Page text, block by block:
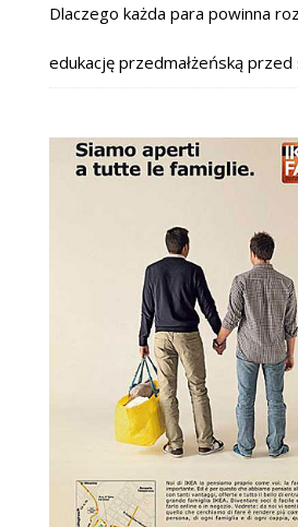
Dlaczego każda para powinna
edukację przedmałżeńską przed